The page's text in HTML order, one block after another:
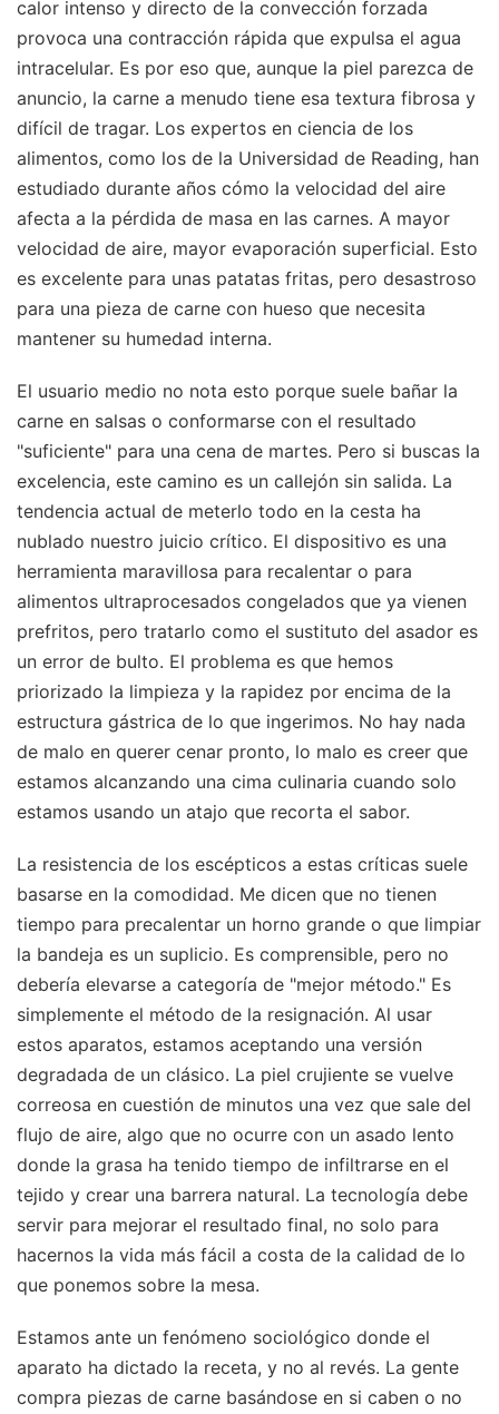
calor intenso y directo de la convección forzada
provoca una contracción rápida que expulsa el agua
intracelular. Es por eso que, aunque la piel parezca de
anuncio, la carne a menudo tiene esa textura fibrosa y
difícil de tragar. Los expertos en ciencia de los
alimentos, como los de la Universidad de Reading, han
estudiado durante años cómo la velocidad del aire
afecta a la pérdida de masa en las carnes. A mayor
velocidad de aire, mayor evaporación superficial. Esto
es excelente para unas patatas fritas, pero desastroso
para una pieza de carne con hueso que necesita
mantener su humedad interna.
El usuario medio no nota esto porque suele bañar la
carne en salsas o conformarse con el resultado
"suficiente" para una cena de martes. Pero si buscas la
excelencia, este camino es un callejón sin salida. La
tendencia actual de meterlo todo en la cesta ha
nublado nuestro juicio crítico. El dispositivo es una
herramienta maravillosa para recalentar o para
alimentos ultraprocesados congelados que ya vienen
prefritos, pero tratarlo como el sustituto del asador es
un error de bulto. El problema es que hemos
priorizado la limpieza y la rapidez por encima de la
estructura gástrica de lo que ingerimos. No hay nada
de malo en querer cenar pronto, lo malo es creer que
estamos alcanzando una cima culinaria cuando solo
estamos usando un atajo que recorta el sabor.
La resistencia de los escépticos a estas críticas suele
basarse en la comodidad. Me dicen que no tienen
tiempo para precalentar un horno grande o que limpiar
la bandeja es un suplicio. Es comprensible, pero no
debería elevarse a categoría de "mejor método." Es
simplemente el método de la resignación. Al usar
estos aparatos, estamos aceptando una versión
degradada de un clásico. La piel crujiente se vuelve
correosa en cuestión de minutos una vez que sale del
flujo de aire, algo que no ocurre con un asado lento
donde la grasa ha tenido tiempo de infiltrarse en el
tejido y crear una barrera natural. La tecnología debe
servir para mejorar el resultado final, no solo para
hacernos la vida más fácil a costa de la calidad de lo
que ponemos sobre la mesa.
Estamos ante un fenómeno sociológico donde el
aparato ha dictado la receta, y no al revés. La gente
compra piezas de carne basándose en si caben o no